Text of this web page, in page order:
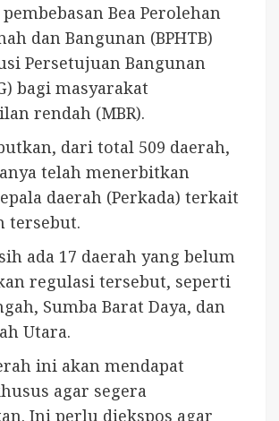
Bea Perolehan
dan Bangunan (BPHTB)
Persetujuan Bangunan
bagi masyarakat
rendah (MBR).
dari total 509 daerah,
telah menerbitkan
daerah (Perkada) terkait
tersebut.
ada 17 daerah yang belum
regulasi tersebut, seperti
Sumba Barat Daya, dan
Utara.
ini akan mendapat
agar segera
Ini perlu diekspos agar